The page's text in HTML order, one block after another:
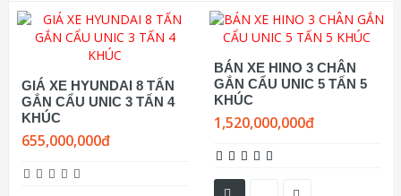
GIÁ XE HYUNDAI 8 TẤN
GẮN CẨU UNIC 3 TẤN 4
KHÚC
655,000,000đ
BÁN XE HINO 3 CHÂN
GẮN CẨU UNIC 5 TẤN 5
KHÚC
1,520,000,000đ